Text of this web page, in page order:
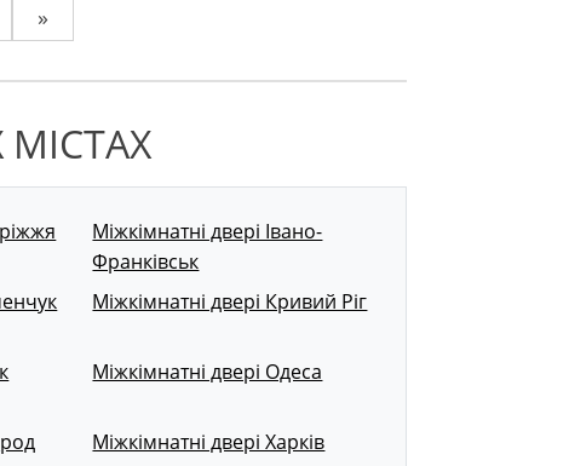
»
Міжкімнатні двері Івано-
Франківськ
Міжкімнатні двері Кривий Ріг
Міжкімнатні двері Одеса
Міжкімнатні двері Харків